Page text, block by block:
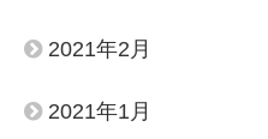
2021年2月
2021年1月